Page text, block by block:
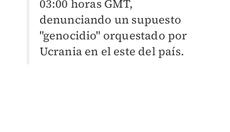
03:00 horas GMT,
denunciando un supuesto
"genocidio" orquestado por
Ucrania en el este del país.